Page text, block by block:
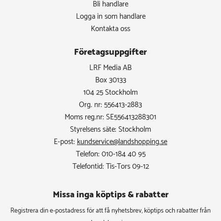
Bli handlare
Logga in som handlare
Kontakta oss
Företagsuppgifter
LRF Media AB
Box 30133
104 25 Stockholm
Org. nr: 556413-2883
Moms reg.nr: SE556413288301
Styrelsens säte: Stockholm
E-post: kundservice@landshopping.se
Telefon: 010-184 40 95
Telefontid: Tis-Tors 09-12
Missa inga köptips & rabatter​
Registrera din e-postadress för att få nyhetsbrev, köptips och rabatter från